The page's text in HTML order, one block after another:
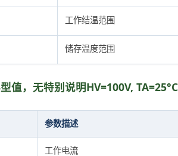
工作结温范围
储存温度范围
值，无特别说明HV=100V,
参数描述
工作电流